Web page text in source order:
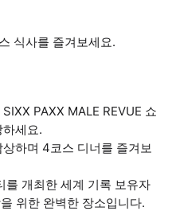
식사를 즐겨보세요.
PAXX MALE REVUE 쇼
세요.
하며 4코스 디너를 즐겨보
를 개최한 세계 기록 보유자
위한 완벽한 장소입니다.